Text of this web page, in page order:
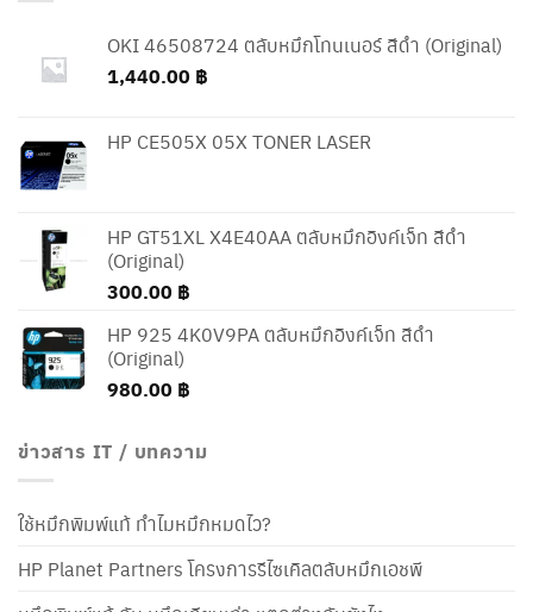
OKI 46508724 ตลับหมึกโทนเนอร์ สีดำ (Original)
1,440.00 ฿
HP CE505X 05X TONER LASER
HP GT51XL X4E40AA ตลับหมึกอิงค์เจ็ท สีดำ
(Original)
300.00 ฿
HP 925 4K0V9PA ตลับหมึกอิงค์เจ็ท สีดำ
(Original)
980.00 ฿
ข่าวสาร IT / บทความ
ใช้หมึกพิมพ์แท้ ทำไมหมึกหมดไว?
HP Planet Partners โครงการรีไซเคิลตลับหมึกเอชพี